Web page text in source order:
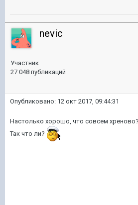
nevic
Участник
27 048 публикаций
Опубликовано: 12 окт 2017, 09:44:31
Настолько хорошо, что совсем хреново?
Так что ли?